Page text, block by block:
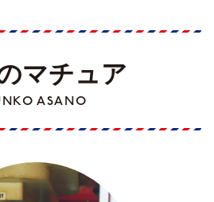
マチュア
ASANO